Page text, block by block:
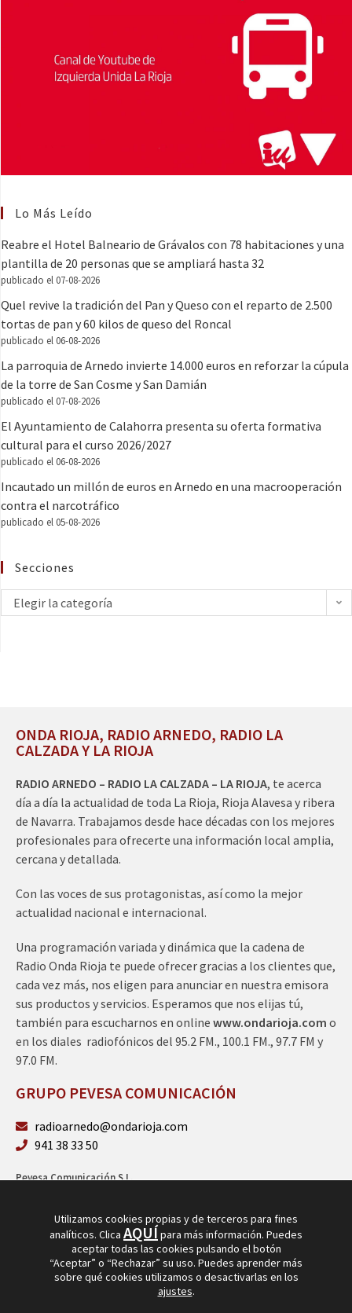
Lo Más Leído
Reabre el Hotel Balneario de Grávalos con 78 habitaciones y una
plantilla de 20 personas que se ampliará hasta 32
publicado el 07-08-2026
Quel revive la tradición del Pan y Queso con el reparto de 2.500
tortas de pan y 60 kilos de queso del Roncal
publicado el 06-08-2026
La parroquia de Arnedo invierte 14.000 euros en reforzar la cúpula
de la torre de San Cosme y San Damián
publicado el 07-08-2026
El Ayuntamiento de Calahorra presenta su oferta formativa
cultural para el curso 2026/2027
publicado el 06-08-2026
Incautado un millón de euros en Arnedo en una macrooperación
contra el narcotráfico
publicado el 05-08-2026
Secciones
Elegir la categoría
ONDA RIOJA, RADIO ARNEDO, RADIO LA
CALZADA Y LA RIOJA
RADIO ARNEDO – RADIO LA CALZADA – LA RIOJA, te acerca
día a día la actualidad de toda La Rioja, Rioja Alavesa y ribera
de Navarra. Trabajamos desde hace décadas con los mejores
profesionales para ofrecerte una información local amplia,
cercana y detallada.
Con las voces de sus protagonistas, así como la mejor
actualidad nacional e internacional.
Una programación variada y dinámica que la cadena de
Radio Onda Rioja te puede ofrecer gracias a los clientes que,
cada vez más, nos eligen para anunciar en nuestra emisora
sus productos y servicios. Esperamos que nos elijas tú,
también para escucharnos en online www.ondarioja.com o
en los diales radiofónicos del 95.2 FM., 100.1 FM., 97.7 FM y
97.0 FM.
GRUPO PEVESA COMUNICACIÓN
radioarnedo@ondarioja.com
941 38 33 50
Pevesa Comunicación S.L.
Utilizamos cookies propias y de terceros para fines
analíticos. Clica AQUÍpara más información. Puedes
aceptar todas las cookies pulsando el botón
“Aceptar” o “Rechazar” su uso. Puedes aprender más
sobre qué cookies utilizamos o desactivarlas en los
ajustes.